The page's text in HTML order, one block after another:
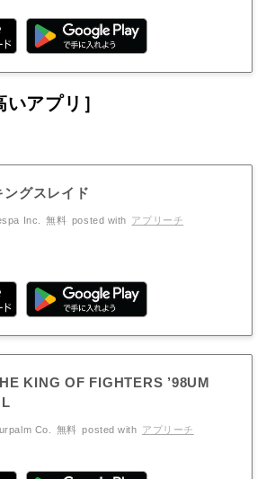
いアプリ］
ングスレイド
Inc. 無料 posted with アプリーチ
KING OF FIGHTERS ’98UM
Co. 無料 posted with アプリーチ